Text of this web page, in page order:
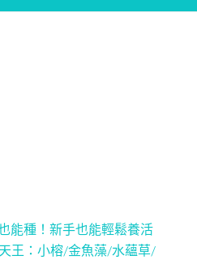
C能種！新手也能輕鬆養活
王：小榕/金魚藻/水蘊草/